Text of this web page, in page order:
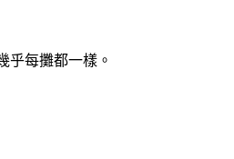
乎每攤都一樣。